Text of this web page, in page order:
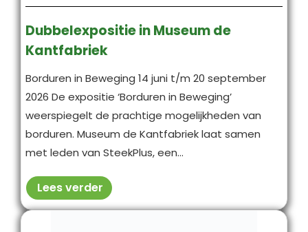
Dubbelexpositie in Museum de
Kantfabriek
Borduren in Beweging 14 juni t/m 20 september
2026 De expositie ‘Borduren in Beweging’
weerspiegelt de prachtige mogelijkheden van
borduren. Museum de Kantfabriek laat samen
met leden van SteekPlus, een...
Lees verder